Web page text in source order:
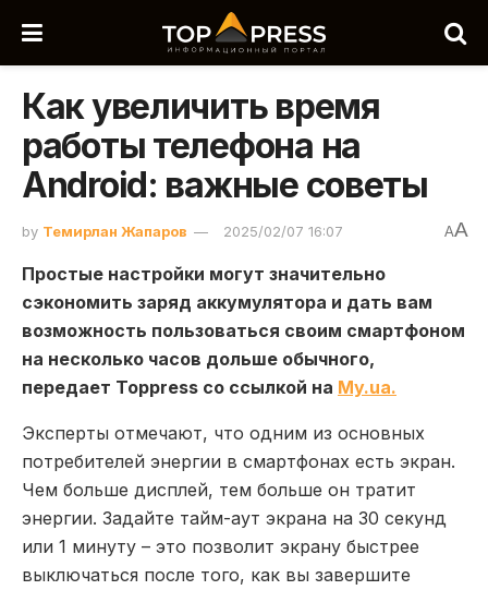
Как увеличить время
работы телефона на
Android: важные советы
by Темирлан Жапаров 2025/02/07 16:07 AA
Простые настройки могут значительно
сэкономить заряд аккумулятора и дать вам
возможность пользоваться своим смартфоном
на несколько часов дольше обычного,
передает Toppress со ссылкой на Мy.ua.
Эксперты отмечают, что одним из основных
потребителей энергии в смартфонах есть экран.
Чем больше дисплей, тем больше он тратит
энергии. Задайте тайм-аут экрана на 30 секунд
или 1 минуту – это позволит экрану быстрее
выключаться после того, как вы завершите